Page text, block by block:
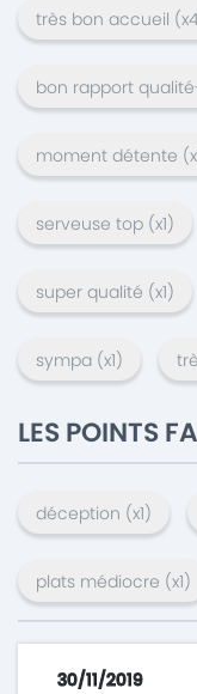
très bon accueil (x4
bon rapport
moment détente (x
serveuse top (x1)
super qualité (x1)
sympa (x1)
LES POINTS
déception (x1)
plats médiocre (x1)
30/11/2019